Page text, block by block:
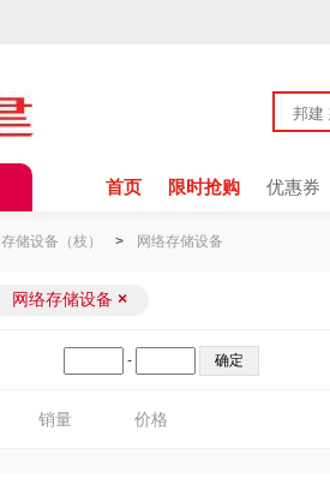
首页 限时抢购 优惠券
存储设备（枝） > 网络存储设备
网络存储设备 ×
-
销量 价格